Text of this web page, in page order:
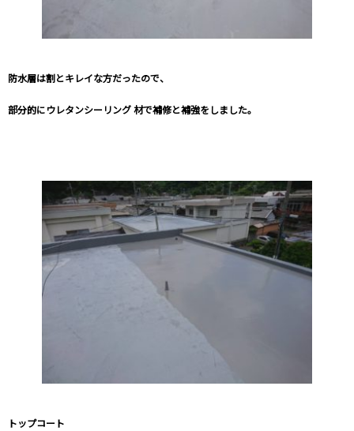
防水層は割とキレイな方だったので、
部分的にウレタンシーリング 材で補修と補強をしました。
トップコート